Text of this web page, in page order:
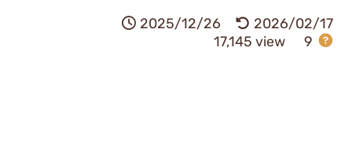
2025/12/26
2026/02/17
17,145 view
9